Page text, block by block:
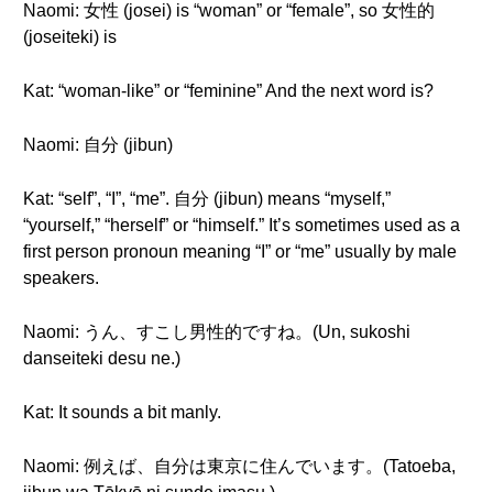
Naomi: 女性 (josei) is “woman” or “female”, so 女性的
(joseiteki) is
Kat: “woman-like” or “feminine” And the next word is?
Naomi: 自分 (jibun)
Kat: “self”, “I”, “me”. 自分 (jibun) means “myself,”
“yourself,” “herself” or “himself.” It’s sometimes used as a
first person pronoun meaning “I” or “me” usually by male
speakers.
Naomi: うん、すこし男性的ですね。(Un, sukoshi
danseiteki desu ne.)
Kat: It sounds a bit manly.
Naomi: 例えば、自分は東京に住んでいます。(Tatoeba,